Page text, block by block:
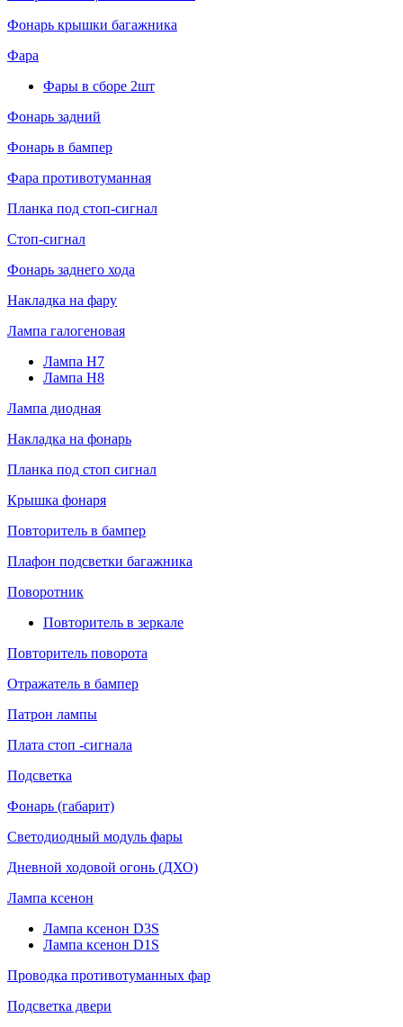
Фонарь крышки багажника
Фара
Фары в сборе 2шт
Фонарь задний
Фонарь в бампер
Фара противотуманная
Планка под стоп-сигнал
Стоп-сигнал
Фонарь заднего хода
Накладка на фару
Лампа галогеновая
Лампа H7
Лампа H8
Лампа диодная
Накладка на фонарь
Планка под стоп сигнал
Крышка фонаря
Повторитель в бампер
Плафон подсветки багажника
Поворотник
Повторитель в зеркале
Повторитель поворота
Отражатель в бампер
Патрон лампы
Плата стоп -сигнала
Подсветка
Фонарь (габарит)
Светодиодный модуль фары
Дневной ходовой огонь (ДХО)
Лампа ксенон
Лампа ксенон D3S
Лампа ксенон D1S
Проводка противотуманных фар
Подсветка двери